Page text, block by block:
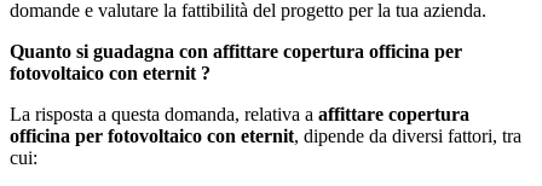
domande e valutare la fattibilità del progetto per la tua azienda.
Quanto si guadagna con affittare copertura officina per
fotovoltaico con eternit ?
La risposta a questa domanda, relativa a affittare copertura
officina per fotovoltaico con eternit, dipende da diversi fattori, tra
cui: